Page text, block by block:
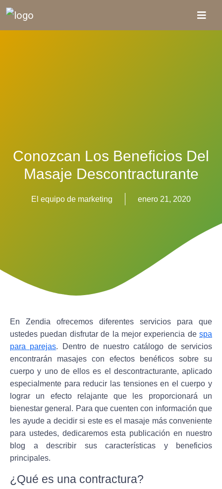
Conozcan Los Beneficios Del
Masaje Descontracturante
El equipo de marketing enero 21, 2020
En Zendia ofrecemos diferentes servicios para que
ustedes puedan disfrutar de la mejor experiencia de spa
para parejas. Dentro de nuestro catálogo de servicios
encontrarán masajes con efectos benéficos sobre su
cuerpo y uno de ellos es el descontracturante, aplicado
especialmente para reducir las tensiones en el cuerpo y
lograr un efecto relajante que les proporcionará un
bienestar general. Para que cuenten con información que
les ayude a decidir si este es el masaje más conveniente
para ustedes, dedicaremos esta publicación en nuestro
blog a describir sus características y beneficios
principales.
¿Qué es una contractura?